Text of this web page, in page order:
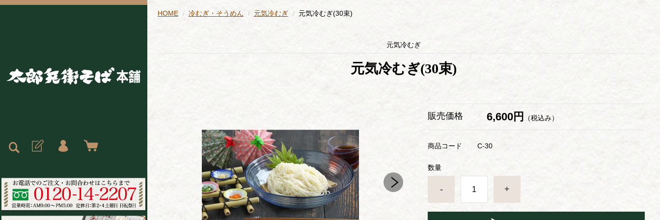
HOME 冷むぎ・そうめん 元気冷むぎ 元気冷むぎ(30束)
元気冷むぎ
元気冷むぎ(30束)
販売価格 6,600円 （税込み）
商品コード C-30
数量
- +